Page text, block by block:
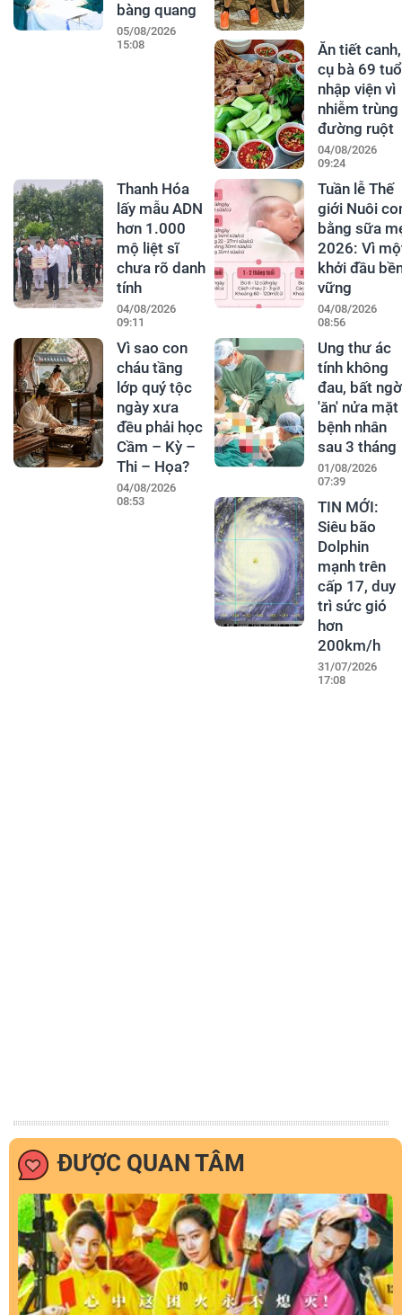
bàng quang
05/08/2026
15:08
Ăn tiết canh,
cụ bà 69
nhập viện vì
nhiễm trùng
đường ruột
04/08/2026
09:24
Thanh Hóa
lấy mẫu ADN
hơn 1.000
mộ liệt sĩ
chưa rõ danh
tính
04/08/2026
09:11
Tuần lễ Thế
giới Nuôi
bằng sữa
2026: Vì
khởi đầu
vững
04/08/2026
08:56
Vì sao con
cháu tầng
lớp quý tộc
ngày xưa
đều phải học
Cầm – Kỳ –
Thi – Họa?
04/08/2026
08:53
Ung thư ác
tính không
đau, bất ngờ
'ăn' nửa mặt
bệnh nhân
sau 3 tháng
01/08/2026
07:39
TIN MỚI:
Siêu bão
Dolphin
mạnh trên
cấp 17, duy
trì sức gió
hơn
200km/h
31/07/2026
17:08
ĐƯỢC QUAN TÂM